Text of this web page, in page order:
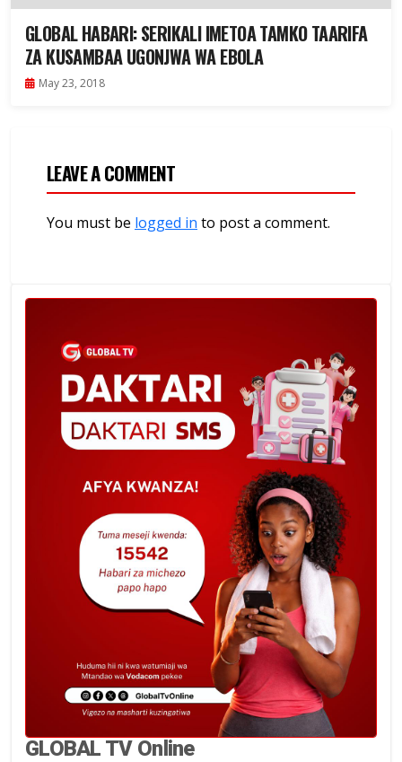
GLOBAL HABARI: SERIKALI IMETOA TAMKO TAARIFA
ZA KUSAMBAA UGONJWA WA EBOLA
May 23, 2018
LEAVE A COMMENT
You must be logged in to post a comment.
GLOBAL TV Online